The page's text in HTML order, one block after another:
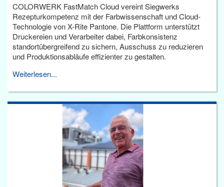
COLORWERK FastMatch Cloud vereint Siegwerks
Rezepturkompetenz mit der Farbwissenschaft und Cloud-
Technologie von X-Rite Pantone. Die Plattform unterstützt
Druckereien und Verarbeiter dabei, Farbkonsistenz
standortübergreifend zu sichern, Ausschuss zu reduzieren
und Produktionsabläufe effizienter zu gestalten.
Weiterlesen...